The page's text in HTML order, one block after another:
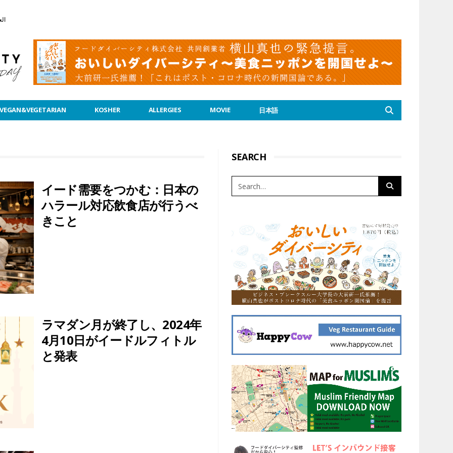
VEGAN&VEGETARIAN KOSHER ALLERGIES MOVIE 日本語
イード需要をつかむ：日本の
ハラール対応飲食店が行うべ
きこと
ラマダン月が終了し、2024年
4月10日がイードルフィトル
と発表
SEARCH